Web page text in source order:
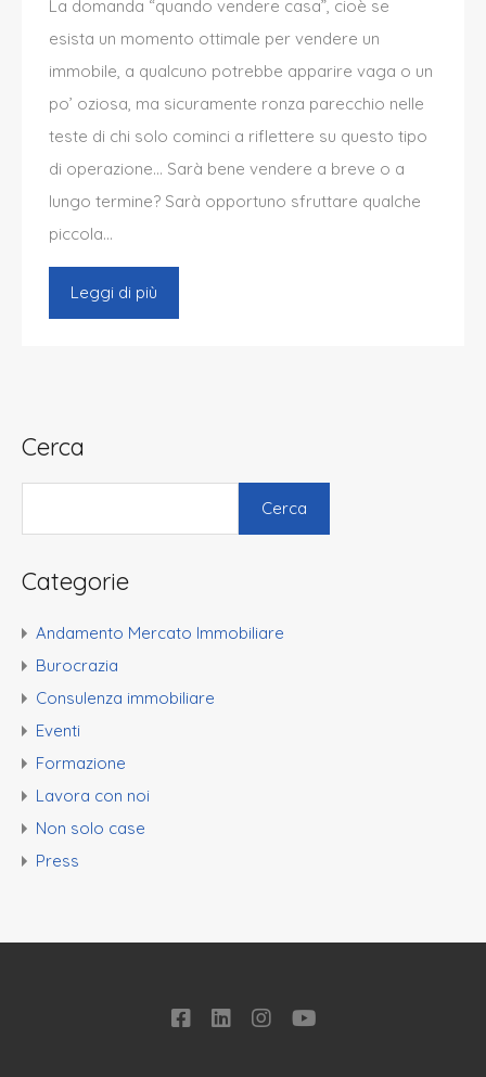
La domanda “quando vendere casa”, cioè se
esista un momento ottimale per vendere un
immobile, a qualcuno potrebbe apparire vaga o un
po’ oziosa, ma sicuramente ronza parecchio nelle
teste di chi solo cominci a riflettere su questo tipo
di operazione… Sarà bene vendere a breve o a
lungo termine? Sarà opportuno sfruttare qualche
piccola…
Leggi di più
Cerca
Cerca
Categorie
Andamento Mercato Immobiliare
Burocrazia
Consulenza immobiliare
Eventi
Formazione
Lavora con noi
Non solo case
Press